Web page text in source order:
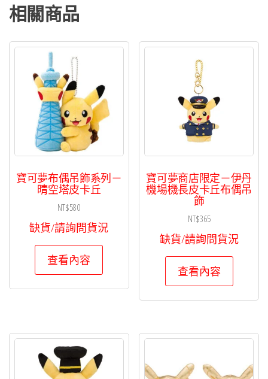
相關商品
寶可夢布偶吊飾系列－
晴空塔皮卡丘
NT$580
缺貨/請詢問貨況
查看內容
寶可夢商店限定－伊丹
機場機長皮卡丘布偶吊
飾
NT$365
缺貨/請詢問貨況
查看內容